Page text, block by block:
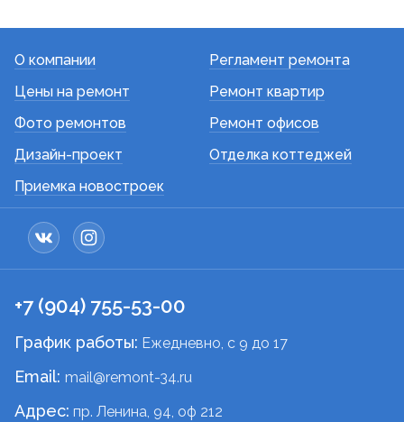
О компании
Цены на ремонт
Фото ремонтов
Дизайн-проект
Приемка новостроек
Регламент ремонта
Ремонт квартир
Ремонт офисов
Отделка коттеджей
+7 (904) 755-53-00
График работы: Ежедневно, c 9 до 17
Email: mail@remont-34.ru
Адрес: пр. Ленина, 94, оф 212